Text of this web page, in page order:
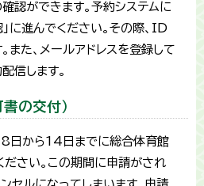
認ができます。予約システムに
」に進んでください。その際、ID
また、メールアドレスを登録して
信します。
の交付）
8日から14日までに総合体育館
ださい。この期間に申請がされ